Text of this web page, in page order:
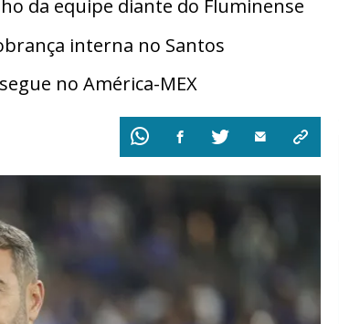
da equipe diante do Fluminense
interna no Santos
no América-MEX